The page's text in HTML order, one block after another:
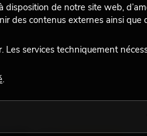
disposition de notre site web,
des contenus externes ainsi que
Les services techniquement
.